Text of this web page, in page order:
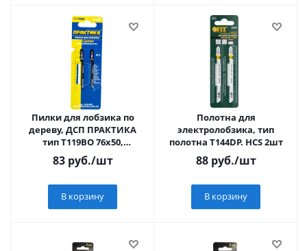
Пилки для лобзика по
дереву, ДСП ПРАКТИКА
тип Т119ВО 76х50,
криволинейный рез, HCS
(2шт)
83руб./шт
В корзину
Полотна для
электролобзика, тип
полотна Т144DР. HCS 2шт
88руб./шт
В корзину